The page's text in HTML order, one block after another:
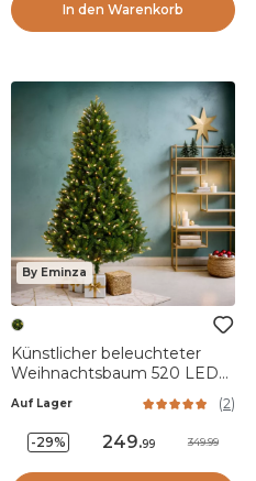
In den Warenkorb
By Eminza
Künstlicher beleuchteter
Weihnachtsbaum 520 LED
Tannengrün
Auf Lager (2)
-29% 249.99 349.99